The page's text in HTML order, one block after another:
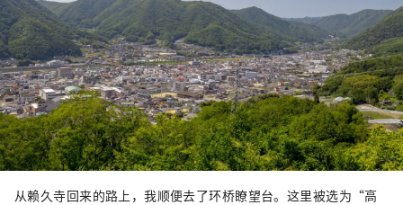
从赖久寺回来的路上，我顺便去了环桥瞭望台。这里被选为“高